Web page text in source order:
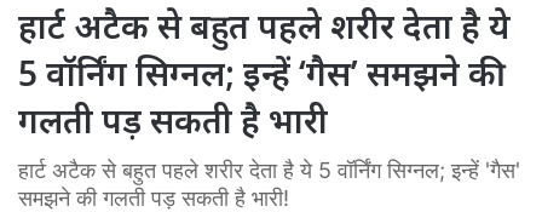
हार्ट अटैक से बहुत पहले शरीर देता है ये
5 वॉर्निंग सिग्नल; इन्हें ‘गैस’ समझने की
गलती पड़ सकती है भारी
हार्ट अटैक से बहुत पहले शरीर देता है ये 5 वॉर्निंग सिग्नल; इन्हें 'गैस'
समझने की गलती पड़ सकती है भारी!